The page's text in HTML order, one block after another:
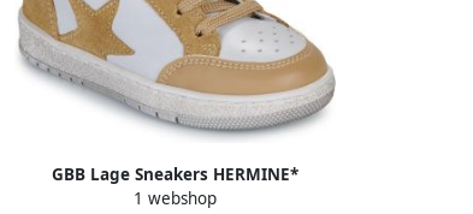
GBB Lage Sneakers HERMINE*
1 webshop